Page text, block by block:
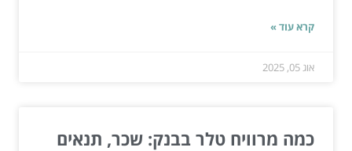
קרא עוד »
אוג 05, 2025
כמה מרוויח טלר בבנק: שכר, תנאים